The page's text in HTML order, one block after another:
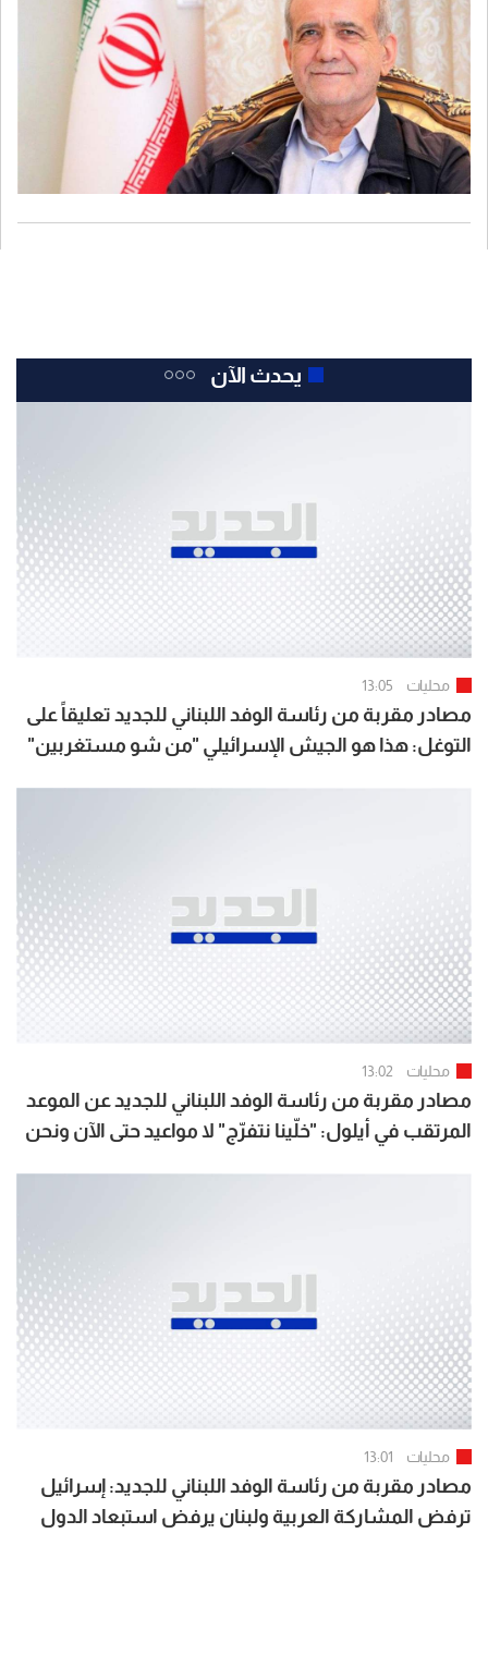
يحدث الآن
محليات 13:05
مصادر مقربة من رئاسة الوفد اللبناني للجديد تعليقاً على
التوغل: هذا هو الجيش الإسرائيلي "من شو مستغربين"
محليات 13:02
مصادر مقربة من رئاسة الوفد اللبناني للجديد عن الموعد
المرتقب في أيلول: "خلّينا نتفرّج" لا مواعيد حتى الآن ونحن
محليات 13:01
مصادر مقربة من رئاسة الوفد اللبناني للجديد: إسرائيل
ترفض المشاركة العربية ولبنان يرفض استبعاد الدول